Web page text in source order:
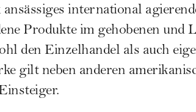
international
Produkte im gehobenen und
den Einzelhandel als auch
gilt neben anderen